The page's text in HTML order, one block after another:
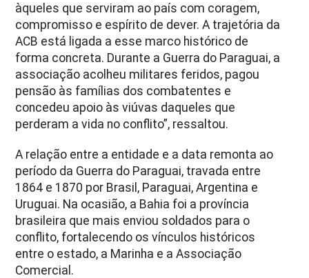
àqueles que serviram ao país com coragem,
compromisso e espírito de dever. A trajetória da
ACB está ligada a esse marco histórico de
forma concreta. Durante a Guerra do Paraguai, a
associação acolheu militares feridos, pagou
pensão às famílias dos combatentes e
concedeu apoio às viúvas daqueles que
perderam a vida no conflito”, ressaltou.
A relação entre a entidade e a data remonta ao
período da Guerra do Paraguai, travada entre
1864 e 1870 por Brasil, Paraguai, Argentina e
Uruguai. Na ocasião, a Bahia foi a província
brasileira que mais enviou soldados para o
conflito, fortalecendo os vínculos históricos
entre o estado, a Marinha e a Associação
Comercial.